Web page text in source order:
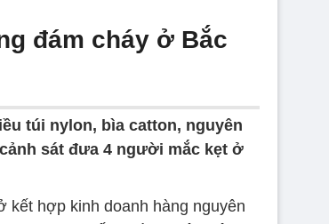
đám cháy ở Bắc
túi nylon, bìa catton, nguyên
sát đưa 4 người mắc kẹt ở
kết hợp kinh doanh hàng nguyên